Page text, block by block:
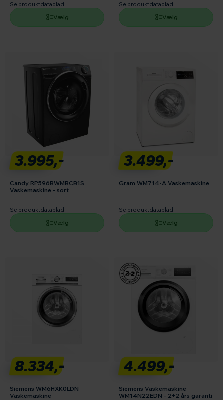
Se produktdatablad
Vælg
Se produktdatablad
Vælg
3.995,-
Candy RP596BWMBCB1S
Vaskemaskine - sort
Se produktdatablad
Vælg
3.499,-
Gram WM714-A Vaskemaskine
Se produktdatablad
Vælg
8.334,-
Siemens WM6HXK0LDN
Vaskemaskine
4.499,-
Siemens Vaskemaskine
WM14N22EDN - 2+2 års garanti